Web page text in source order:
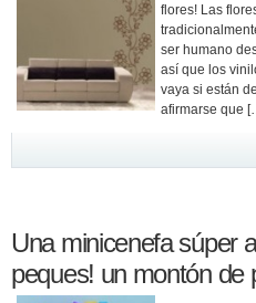
flores! Las
ser humano
así que los
vaya si están
afirmarse que
Una minicenefa súper
peques! un montón de